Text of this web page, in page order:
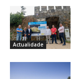
Actualidade